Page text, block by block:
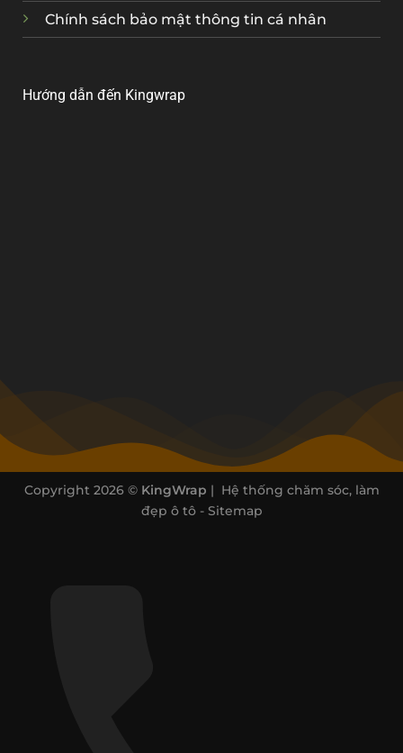
Chính sách bảo mật thông tin cá nhân
Hướng dẫn đến Kingwrap
Copyright 2026 © KingWrap | Hệ thống chăm sóc, làm
đẹp ô tô - Sitemap